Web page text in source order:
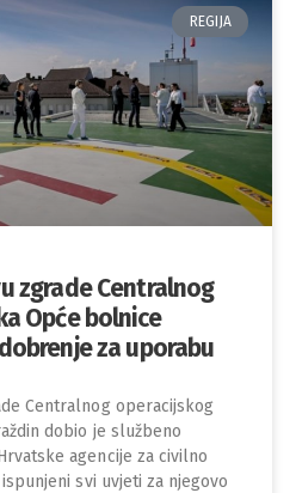
REGIJA
zgrade Centralnog
Opće bolnice
za uporabu
Centralnog operacijskog
dobio je službeno
agencije za civilno
svi uvjeti za njegovo